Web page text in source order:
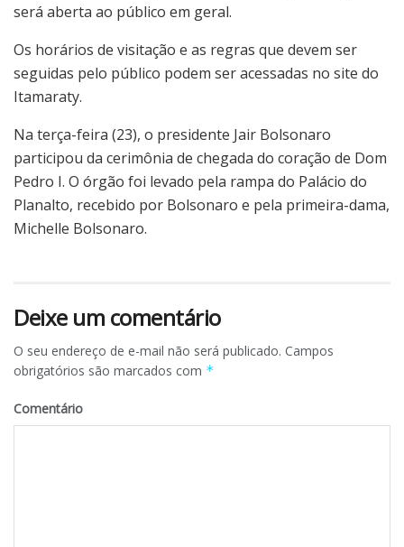
será aberta ao público em geral.
Os horários de visitação e as regras que devem ser
seguidas pelo público podem ser acessadas no site do
Itamaraty.
Na terça-feira (23), o presidente Jair Bolsonaro
participou da cerimônia de chegada do coração de Dom
Pedro I. O órgão foi levado pela rampa do Palácio do
Planalto, recebido por Bolsonaro e pela primeira-dama,
Michelle Bolsonaro.
Deixe um comentário
O seu endereço de e-mail não será publicado. Campos
obrigatórios são marcados com *
Comentário